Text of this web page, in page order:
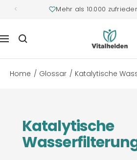
Mehr als 10.000
Navigation
Vitalhelden.de
Home Glossar Katalytische
Katalytische